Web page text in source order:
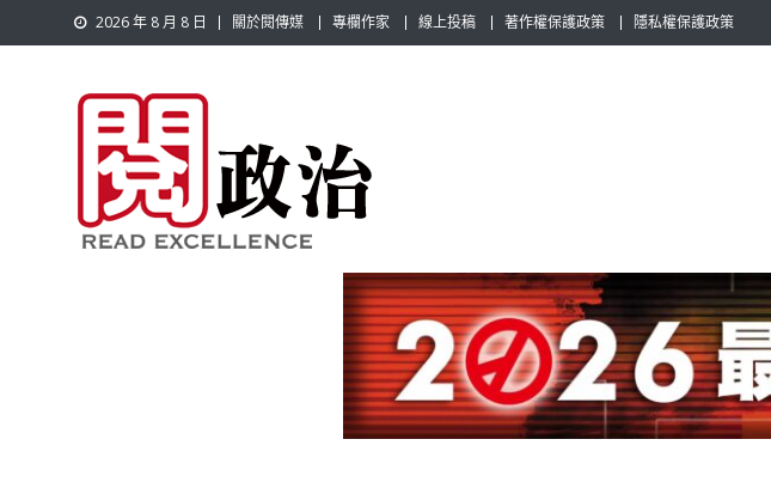
to
2026 年 8 月 8 日 關於閱傳媒 專欄作家 線上投稿 著作權保護政策 隱私權保護政策
閱政治 Read Gov News